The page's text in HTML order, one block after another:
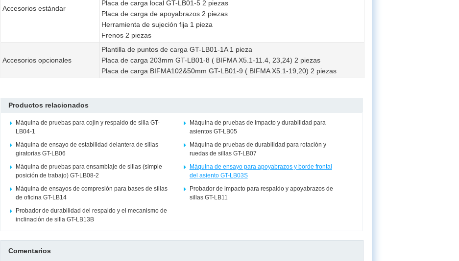
Accesorios estándar
Placa de carga local GT-LB01-5 2 piezas
Placa de carga de apoyabrazos 2 piezas
Herramienta de sujeción fija 1 pieza
Frenos 2 piezas
Accesorios opcionales
Plantilla de puntos de carga GT-LB01-1A 1 pieza
Placa de carga 203mm GT-LB01-8 ( BIFMA X5.1-11.4, 23,24) 2 piezas
Placa de carga BIFMA102&50mm GT-LB01-9 ( BIFMA X5.1-19,20) 2 piezas
Productos relacionados
Máquina de pruebas para cojín y respaldo de silla GT-
LB04-1
Máquina de pruebas de impacto y durabilidad para
asientos GT-LB05
Máquina de ensayo de estabilidad delantera de sillas
giratorias GT-LB06
Máquina de pruebas de durabilidad para rotación y
ruedas de sillas GT-LB07
Máquina de pruebas para ensamblaje de sillas (simple
posición de trabajo) GT-LB08-2
Máquina de ensayo para apoyabrazos y borde frontal
del asiento GT-LB03S
Máquina de ensayos de compresión para bases de sillas
de oficina GT-LB14
Probador de impacto para respaldo y apoyabrazos de
sillas GT-LB11
Probador de durabilidad del respaldo y el mecanismo de
inclinación de silla GT-LB13B
Comentarios